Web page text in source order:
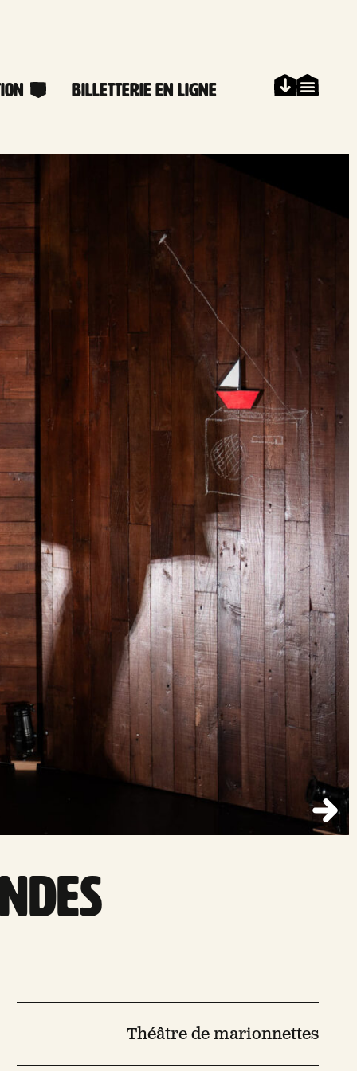
Billetterie en ligne
Théâtre de marionnettes